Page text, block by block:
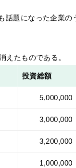
話題になった企業の
えたものである。
投資総額
5,000,000
3,000,000
3,200,000
1,000,000